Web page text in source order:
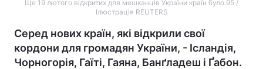
Ще 19 лютого відкритих для мешканців України країн було 95 /
Ілюстрація REUTERS
Серед нових країн, які відкрили свої
кордони для громадян України, - Ісландія,
Чорногорія, Гаїті, Гаяна, Банґладеш і Ґабон.